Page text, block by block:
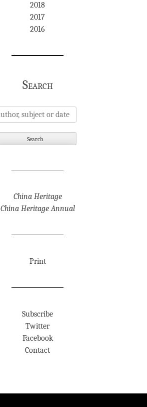
2018
2017
2016
Search
China Heritage
China Heritage Annual
Print
Subscribe
Twitter
Facebook
Contact